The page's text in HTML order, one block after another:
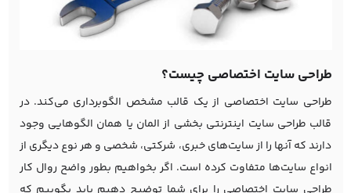
طراحی سایت اختصاصی چیست؟
طراحی سایت اختصاصی از یک قالب مشخص الگوبرداری می‌‌کند. در
قالب طراحی سایت اینترنتی بخشی از المان یا همان الگوهایی وجود
دارند که آنها را از سایت‌های خبری، شرکتی، شخصی و هر نوع دیگری از
انواع سایت‌ها متفاوت کرده است. اگر بخواهیم بطور واضح روال کار